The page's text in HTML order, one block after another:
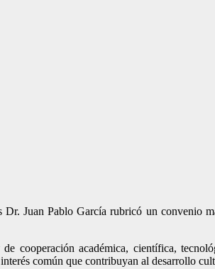
Juan Pablo García rubricó un convenio
cooperación académica, científica,
común que contribuyan al desarrollo